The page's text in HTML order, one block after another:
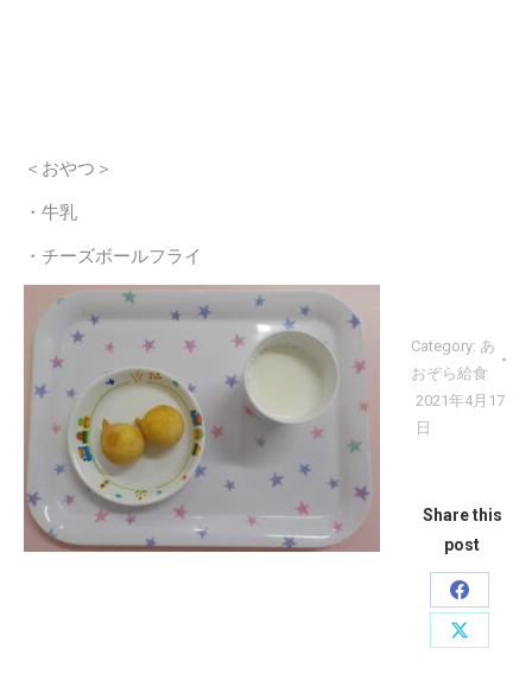
＜おやつ＞
・牛乳
・チーズボールフライ
Category: あ
おぞら給食
2021年4月17
日
Share this
post
Share
on
Share